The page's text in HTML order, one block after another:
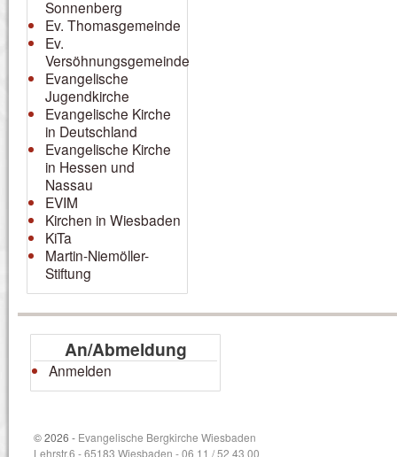
Sonnenberg
Ev. Thomasgemeinde
Ev.
Versöhnungsgemeinde
Evangelische
Jugendkirche
Evangelische Kirche
in Deutschland
Evangelische Kirche
in Hessen und
Nassau
EVIM
Kirchen in Wiesbaden
KiTa
Martin-Niemöller-
Stiftung
An/Abmeldung
Anmelden
© 2026 - Evangelische Bergkirche Wiesbaden
Lehrstr.6 - 65183 Wiesbaden - 06 11 / 52 43 00